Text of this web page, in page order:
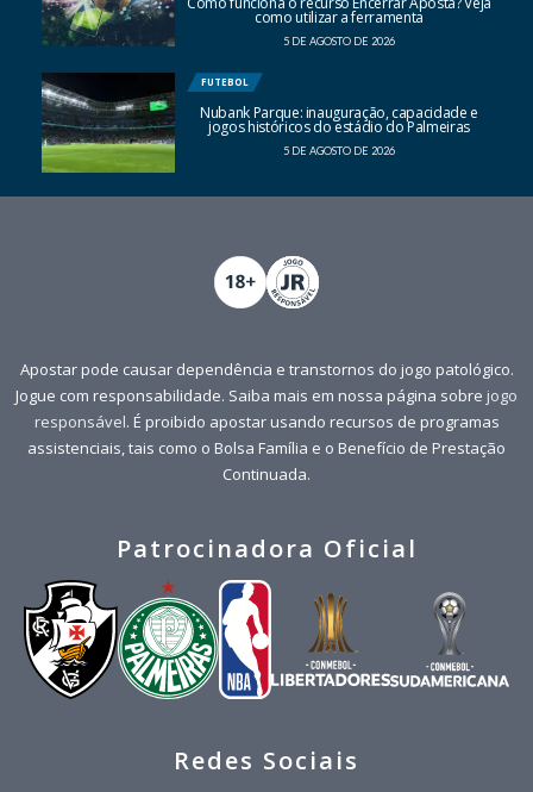
como utilizar a ferramenta
5 DE AGOSTO DE 2026
FUTEBOL
Nubank Parque: inauguração, capacidade e
jogos históricos do estádio do Palmeiras
5 DE AGOSTO DE 2026
Apostar pode causar dependência e transtornos do jogo patológico.
Jogue com responsabilidade. Saiba mais em nossa página sobre jogo
responsável. É proibido apostar usando recursos de programas
assistenciais, tais como o Bolsa Família e o Benefício de Prestação
Continuada.
Patrocinadora Oficial
Redes Sociais